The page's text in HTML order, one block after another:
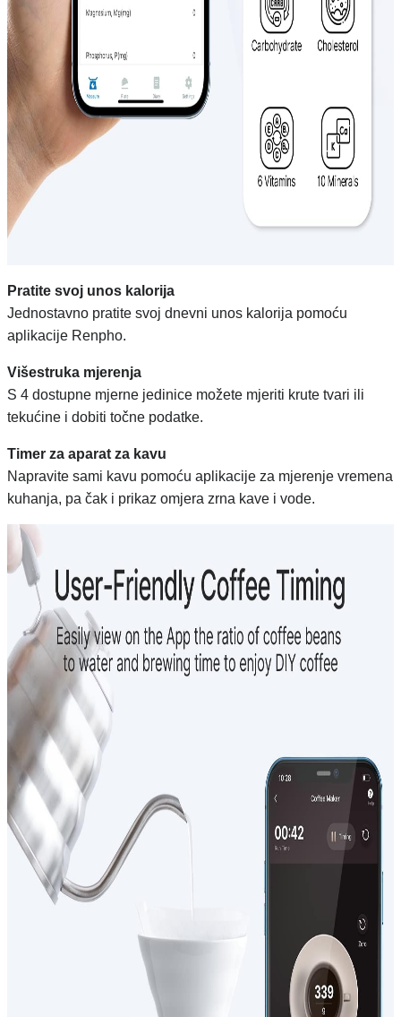
Pratite svoj unos kalorija
Jednostavno pratite svoj dnevni unos kalorija pomoću
aplikacije Renpho.
Višestruka mjerenja
S 4 dostupne mjerne jedinice možete mjeriti krute tvari ili
tekućine i dobiti točne podatke.
Timer za aparat za kavu
Napravite sami kavu pomoću aplikacije za mjerenje vremena
kuhanja, pa čak i prikaz omjera zrna kave i vode.